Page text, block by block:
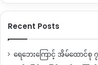
Recent Posts
ရေဘေးကြောင့် အိမ်ထောင်စု